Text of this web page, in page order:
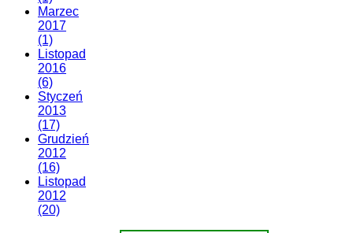
Marzec
2017
(1)
Listopad
2016
(6)
Styczeń
2013
(17)
Grudzień
2012
(16)
Listopad
2012
(20)